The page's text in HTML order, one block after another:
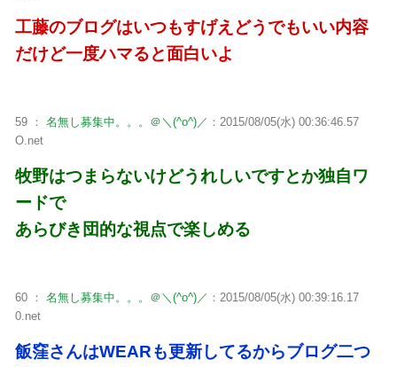
工藤のブログはいつもすげえどうでもいい内容
だけど一度ハマると面白いよ
59 ： 名無し募集中。。。＠＼(^o^)／ ：2015/08/05(水) 00:36:46.57
O.net
牧野はつまらないけどうれしいですとか独自ワ
ードで
あらびき団的な視点で楽しめる
60 ： 名無し募集中。。。＠＼(^o^)／ ：2015/08/05(水) 00:39:16.17
0.net
飯窪さんはWEARも更新してるからブログ二つ